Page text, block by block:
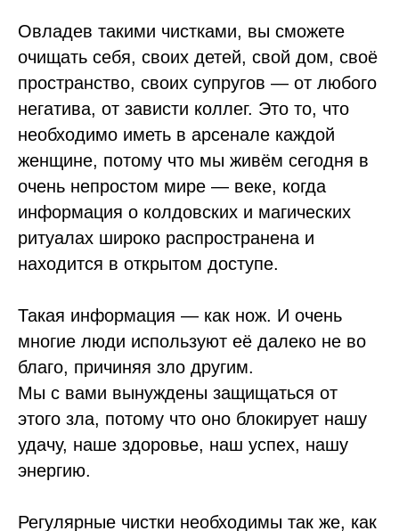
Овладев такими чистками, вы сможете
очищать себя, своих детей, свой дом, своё
пространство, своих супругов — от любого
негатива, от зависти коллег. Это то, что
необходимо иметь в арсенале каждой
женщине, потому что мы живём сегодня в
очень непростом мире — веке, когда
информация о колдовских и магических
ритуалах широко распространена и
находится в открытом доступе.
Такая информация — как нож. И очень
многие люди используют её далеко не во
благо, причиняя зло другим.
Мы с вами вынуждены защищаться от
этого зла, потому что оно блокирует нашу
удачу, наше здоровье, наш успех, нашу
энергию.
Регулярные чистки необходимы так же, как